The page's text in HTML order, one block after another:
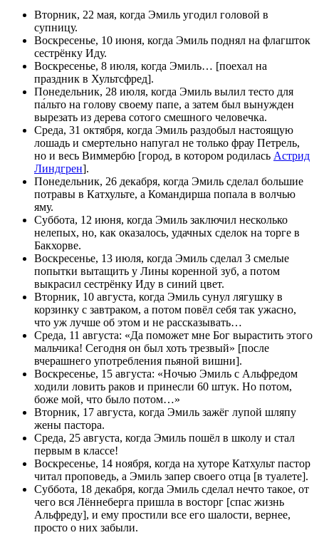
Вторник, 22 мая, когда Эмиль угодил головой в
супницу.
Воскресенье, 10 июня, когда Эмиль поднял на флагшток
сестрёнку Иду.
Воскресенье, 8 июля, когда Эмиль… [поехал на
праздник в Хультсфред].
Понедельник, 28 июля, когда Эмиль вылил тесто для
па́льто на голову своему папе, а затем был вынужден
вырезать из дерева сотого смешного человечка.
Среда, 31 октября, когда Эмиль раздобыл настоящую
лошадь и смертельно напугал не только фрау Петрель,
но и весь Виммербю [город, в котором родилась Астрид
Линдгрен].
Понедельник, 26 декабря, когда Эмиль сделал большие
потравы в Катхульте, а Командирша попала в волчью
яму.
Суббота, 12 июня, когда Эмиль заключил несколько
нелепых, но, как оказалось, удачных сделок на торге в
Бакхорве.
Воскресенье, 13 июля, когда Эмиль сделал 3 смелые
попытки вытащить у Лины коренной зуб, а потом
выкрасил сестрёнку Иду в синий цвет.
Вторник, 10 августа, когда Эмиль сунул лягушку в
корзинку с завтраком, а потом повёл себя так ужасно,
что уж лучше об этом и не рассказывать…
Среда, 11 августа: «Да поможет мне Бог вырастить этого
мальчика! Сегодня он был хоть трезвый» [после
вчерашнего употребления пьяной вишни].
Воскресенье, 15 августа: «Ночью Эмиль с Альфредом
ходили ловить раков и принесли 60 штук. Но потом,
боже мой, что было потом…»
Вторник, 17 августа, когда Эмиль зажёг лупой шляпу
жены пастора.
Среда, 25 августа, когда Эмиль пошёл в школу и стал
первым в классе!
Воскресенье, 14 ноября, когда на хуторе Катхульт пастор
читал проповедь, а Эмиль запер своего отца [в туалете].
Суббота, 18 декабря, когда Эмиль сделал нечто такое, от
чего вся Лённеберга пришла в восторг [спас жизнь
Альфреду], и ему простили все его шалости, вернее,
просто о них забыли.